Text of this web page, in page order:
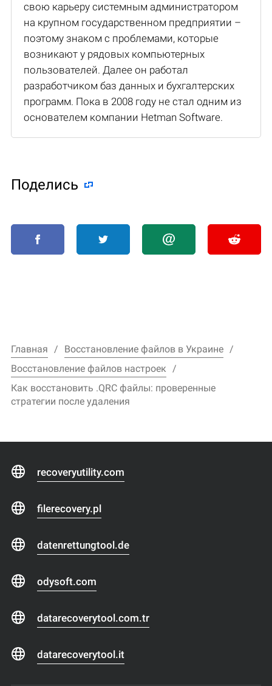
свою карьеру системным администратором
на крупном государственном предприятии –
поэтому знаком с проблемами, которые
возникают у рядовых компьютерных
пользователей. Далее он работал
разработчиком баз данных и бухгалтерских
программ. Пока в 2008 году не стал одним из
основателем компании Hetman Software.
Поделиcь
Главная
Восстановление файлов в Украине
Восстановление файлов настроек
Как восстановить .QRC файлы: проверенные
стратегии после удаления
recoveryutility.com
filerecovery.pl
datenrettungtool.de
odysoft.com
datarecoverytool.com.tr
datarecoverytool.it